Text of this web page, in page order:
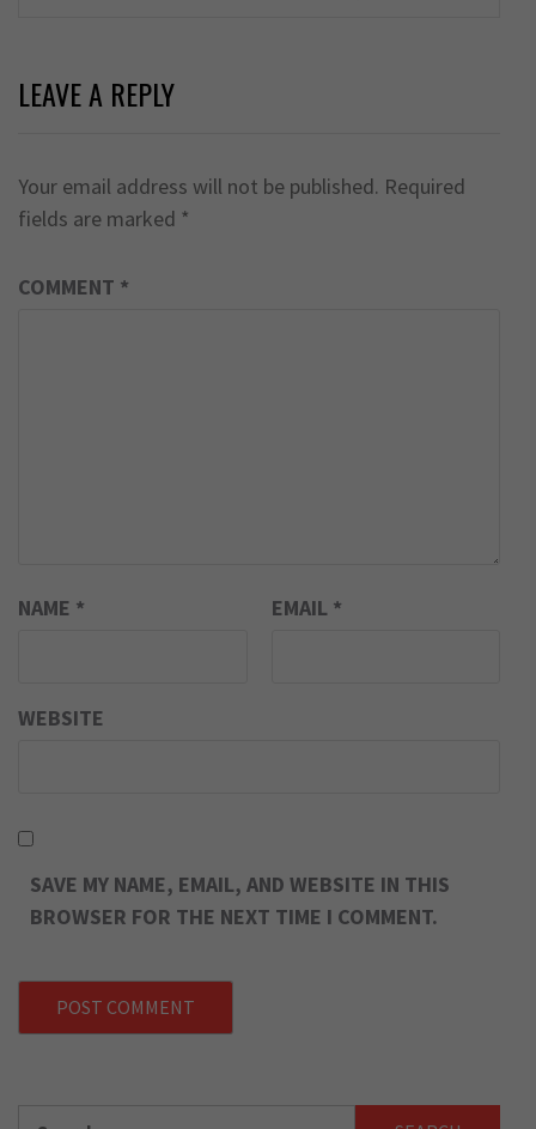
LEAVE A REPLY
Your email address will not be published. Required
fields are marked *
COMMENT *
NAME * EMAIL *
WEBSITE
SAVE MY NAME, EMAIL, AND WEBSITE IN THIS
BROWSER FOR THE NEXT TIME I COMMENT.